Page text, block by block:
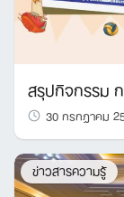
สรุปกิจกรรม
30 กรกฎาคม
ข่าวสารความรู้